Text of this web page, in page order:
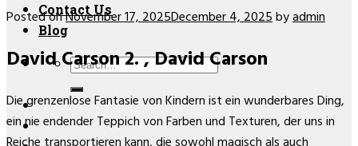
Contact Us
Blog
Search
for:
Posted onNovember 17, 2025December 4, 2025byadmin
David Carson 2. , David Carson
Die grenzenlose Fantasie von Kindern ist ein wunderbares Ding,
ein nie endender Teppich von Farben und Texturen, der uns in
Reiche transportieren kann, die sowohl magisch als auch